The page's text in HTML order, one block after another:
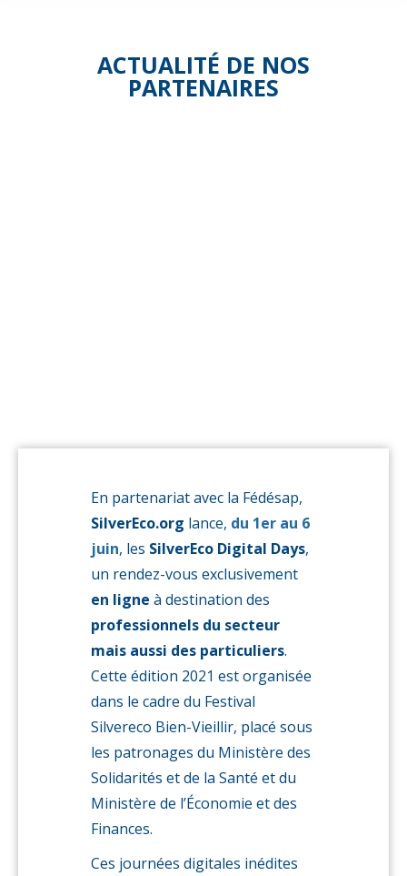
ACTUALITÉ DE NOS
PARTENAIRES
SilverEco
En partenariat avec la Fédésap,
SilverEco.org lance, du 1er au 6
juin, les SilverEco Digital Days,
un rendez-vous exclusivement
en ligne à destination des
professionnels du secteur
mais aussi des particuliers.
Cette édition 2021 est organisée
dans le cadre du Festival
Silvereco Bien-Vieillir, placé sous
les patronages du Ministère des
Solidarités et de la Santé et du
Ministère de l’Économie et des
Finances.
Ces journées digitales inédites